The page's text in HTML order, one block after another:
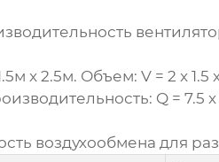
x 2.5м. Объем: V = 2 x
Q = 7.5
воздухообмена для